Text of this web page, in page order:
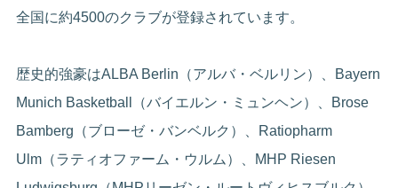
全国に約4500のクラブが登録されています。
歴史的強豪はALBA Berlin（アルバ・ベルリン）、Bayern
Munich Basketball（バイエルン・ミュンヘン）、Brose
Bamberg（ブローゼ・バンベルク）、Ratiopharm
Ulm（ラティオファーム・ウルム）、MHP Riesen